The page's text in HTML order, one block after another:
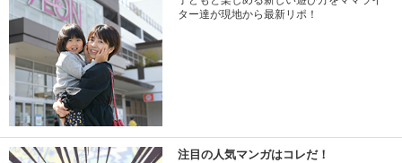
ター達が現地から最新リポ！
注目の人気マンガはコレだ！